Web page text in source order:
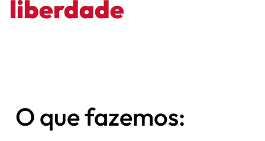
liberdade
O que fazemos: